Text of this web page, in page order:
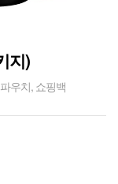
지)
우치, 쇼핑백